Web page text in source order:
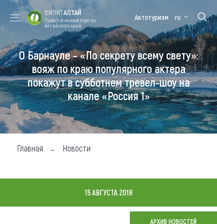
Форум VISIT
ALTAI
Цветение
маральника
Медицинский
форум
Алтайская
зимовка
Туры
Где побывать
Чем заняться
Где остановиться
ВИЗИТАЛТАЙ
Туристический портал
Алтайского края
Автотуризм ru
О Барнауле – «По секрету всему свету»:
вояж по краю популярного актера
покажут в субботнем тревел-шоу на
канале «Россия 1»
Главная Новости
15 АВГУСТА 2018
АРХИВ НОВОСТЕЙ